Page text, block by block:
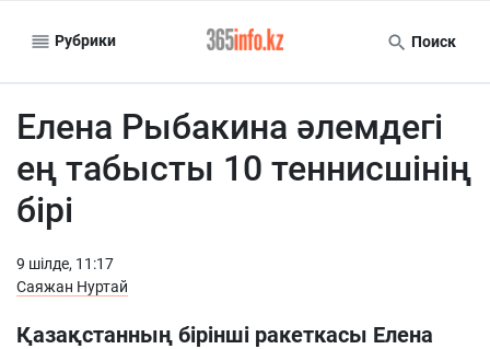
Рубрики Поиск
Елена Рыбакина әлемдегі
ең табысты 10 теннисшінің
бірі
9 шiлде, 11:17
Саяжан Нуртай
Қазақстанның бірінші ракеткасы Елена